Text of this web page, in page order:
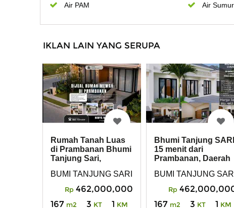
Air PAM Air
IKLAN LAIN YANG SERUPA
Rumah Tanah Luas
di Prambanan Bhumi
Tanjung Sari,
BUMI TANJUNG SARI, Tanjungsari, Kec.
Rp 462,000,000
167 m2 3 KT 1 KM
Bhumi Tanjung SARI
15 menit dari
Prambanan, Daerah
BUMI TANJUNG
Rp
167 m2 3 KT 1 KM